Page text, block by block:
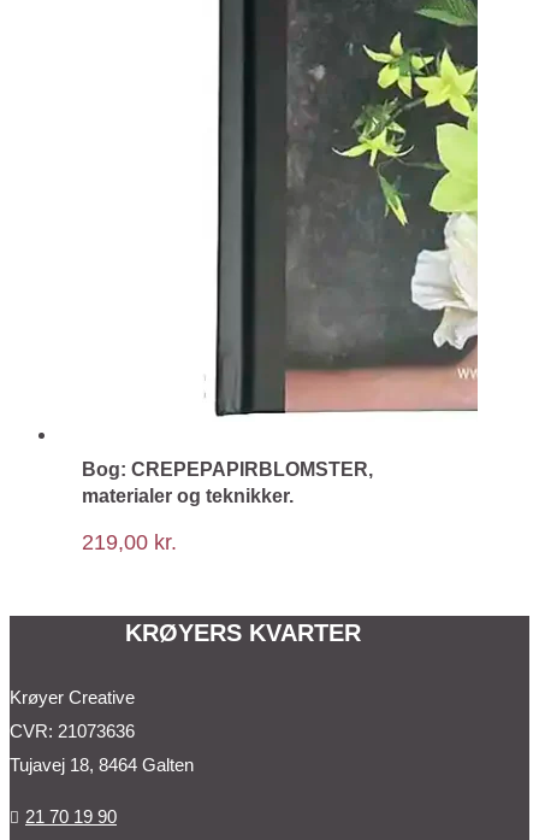
Bog: CREPEPAPIRBLOMSTER,
materialer og teknikker.
219,00 kr.
KRØYERS KVARTER
Krøyer Creative
CVR: 21073636
Tujavej 18, 8464 Galten
 21 70 19 90